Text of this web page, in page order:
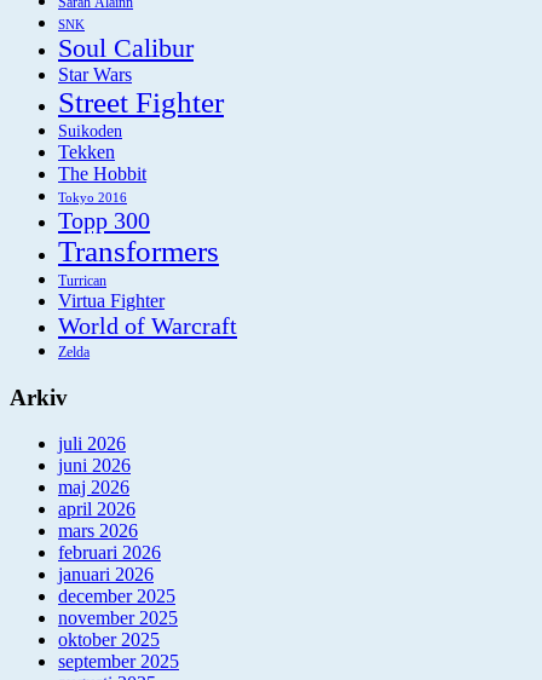
SNK
Soul Calibur
Star Wars
Street Fighter
Suikoden
Tekken
The Hobbit
Tokyo 2016
Topp 300
Transformers
Turrican
Virtua Fighter
World of Warcraft
Zelda
Arkiv
juli 2026
juni 2026
maj 2026
april 2026
mars 2026
februari 2026
januari 2026
december 2025
november 2025
oktober 2025
september 2025